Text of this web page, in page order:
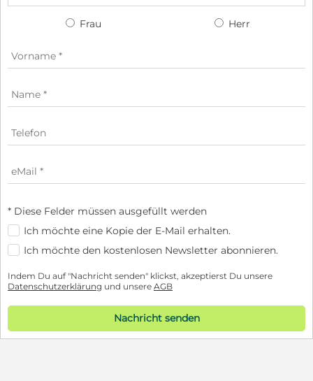
Frau Herr
* Diese Felder müssen ausgefüllt werden
Ich möchte eine Kopie der E-Mail erhalten.
Ich möchte den kostenlosen Newsletter abonnieren.
Indem Du auf "Nachricht senden" klickst, akzeptierst Du unsere
Datenschutzerklärung und unsere AGB
Nachricht senden